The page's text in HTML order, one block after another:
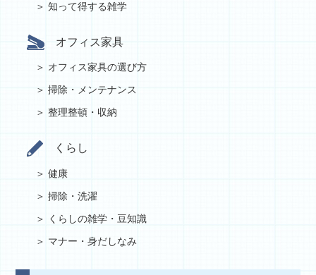
知って得する雑学
オフィス家具
オフィス家具の選び方
掃除・メンテナンス
整理整頓・収納
くらし
健康
掃除・洗濯
くらしの雑学・豆知識
マナー・身だしなみ